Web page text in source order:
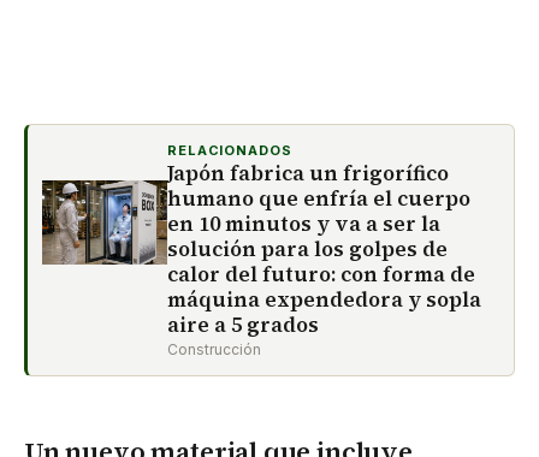
RELACIONADOS
Japón fabrica un frigorífico
humano que enfría el cuerpo
en 10 minutos y va a ser la
solución para los golpes de
calor del futuro: con forma de
máquina expendedora y sopla
aire a 5 grados
Construcción